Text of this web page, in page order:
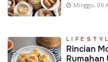
Minggu, 09
Rincian
Rumahan